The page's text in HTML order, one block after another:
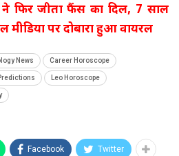
ने फिर जीता फैंस का दिल, 7 साल
मीडिया पर दोबारा हुआ वायरल
News Career Horoscope
Leo Horoscope
Facebook Twitter